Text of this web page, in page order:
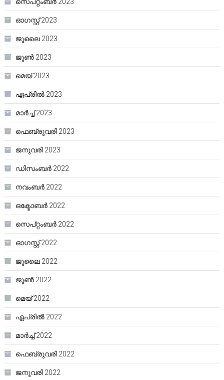
സെപ്റ്റംബർ 2023
ഓഗസ്റ്റ്‌ 2023
ജൂലൈ 2023
ജൂൺ 2023
മെയ്‌ 2023
ഏപ്രിൽ 2023
മാർച്ച്‌ 2023
ഫെബ്രുവരി 2023
ജനുവരി 2023
ഡിസംബർ 2022
നവംബർ 2022
ഒക്ടോബർ 2022
സെപ്റ്റംബർ 2022
ഓഗസ്റ്റ്‌ 2022
ജൂലൈ 2022
ജൂൺ 2022
മെയ്‌ 2022
ഏപ്രിൽ 2022
മാർച്ച്‌ 2022
ഫെബ്രുവരി 2022
ജനുവരി 2022